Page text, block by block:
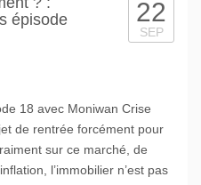
épisode
22
SEP
18 avec Moniwan Crise
de rentrée forcément pour
sur ce marché, de
l’immobilier n’est pas